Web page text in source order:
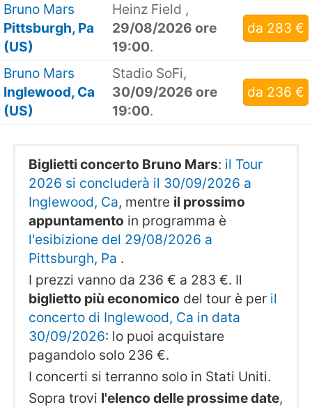
Bruno Mars
Pittsburgh, Pa
(US)
Heinz Field ,
29/08/2026 ore
19:00.
da 283 €
Bruno Mars
Inglewood, Ca
(US)
Stadio SoFi,
30/09/2026 ore
19:00.
da 236 €
Biglietti concerto Bruno Mars: il Tour
2026 si concluderà il 30/09/2026 a
Inglewood, Ca, mentre il prossimo
appuntamento in programma è
l'esibizione del 29/08/2026 a
Pittsburgh, Pa .
I prezzi vanno da 236 € a 283 €. Il
biglietto più economico del tour è per il
concerto di Inglewood, Ca in data
30/09/2026: lo puoi acquistare
pagandolo solo 236 €.
I concerti si terranno solo in Stati Uniti.
Sopra trovi l'elenco delle prossime date,